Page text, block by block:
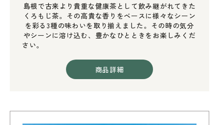
島根で古来より貴重な健康茶として飲み継がれてきた
くろもじ茶。その高貴な香りをベースに様々なシーン
を彩る3種の味わいを取り揃えました。その時の気分
やシーンに溶け込む、豊かなひとときをお楽しみくだ
さい。
商品詳細